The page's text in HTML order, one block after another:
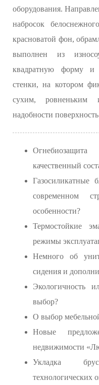
оборудования.
набросок
красноватой фон,
выполнен из
квадратную форму и
стенки, на котором
сухим,
надобности
качественный
Газосиликатные
современном
особенности?
Термостойкие
режимы
Немного об
сидения и
Экологичность
выбор?
О выбор
Новые
недвижимости
Укладка
технологических